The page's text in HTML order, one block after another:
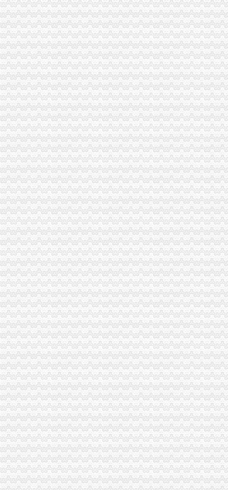
求助！！分公司关于办理税务登记证之事-职场人生-广州妈妈论坛
社保所涉及的相关惠民政策办事指南
办理税务登记证需要什么材料_搜指南
证件办理-地税局-办理税务登记证
沙坪坝区办税务登记证
上海注册公司办税务登记证的流程-爱喇叭网
兴庆北区国地税联合办理税务登记证-新华网宁夏频道
中国[上海]自由贸易试验区单位纳税人新办税务登记证告知单-全文--法
北京办理税务登记证
沙坪坝区行政审批项目登记表【资料】.doc_淘豆网